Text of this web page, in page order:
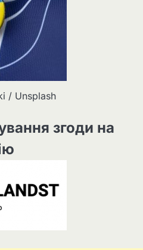
/ Unsplash
згоди на